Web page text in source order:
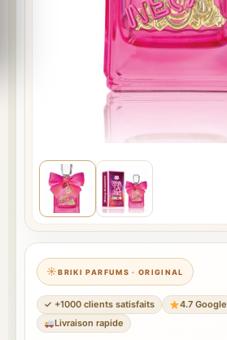
BRIKI PARFUMS · ORIGINAL
✓ +1000 clients satisfaits
4.7 Google
Livraison rapide